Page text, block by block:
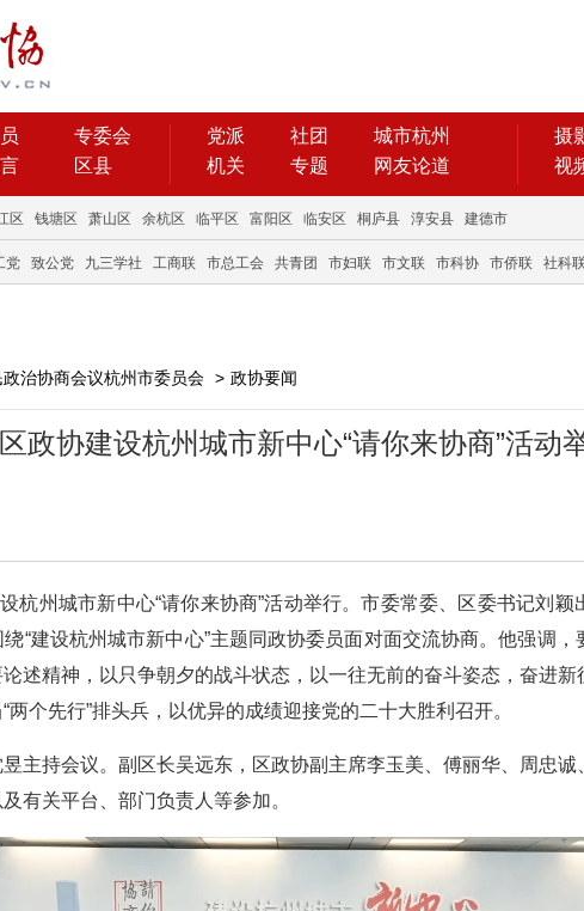
专委会
区县
党派 社团
城市杭州
机关
专题 网友论道
摄
视
区 钱塘区 萧山区 余杭区 临平区 富阳区 临安区 桐庐县 淳安县 建德市
党 致公党 九三学社 工商联 市总工会 共青团 市妇联 市文联 市科协 市侨联 社科
治协商会议杭州市委员会 > 政协要闻
政协建设杭州城市新中心“请你来协商”活动
杭州城市新中心“请你来协商”活动举行。市委常委、区委书记刘
“建设杭州城市新中心”主题同政协委员面对面交流协商。他强调
述精神，以只争朝夕的战斗状态，以一往无前的奋斗姿态，奋进
个先行”排头兵，以优异的成绩迎接党的二十大胜利召开。
主持会议。副区长吴远东，区政协副主席李玉美、傅丽华、周忠
有关平台、部门负责人等参加。